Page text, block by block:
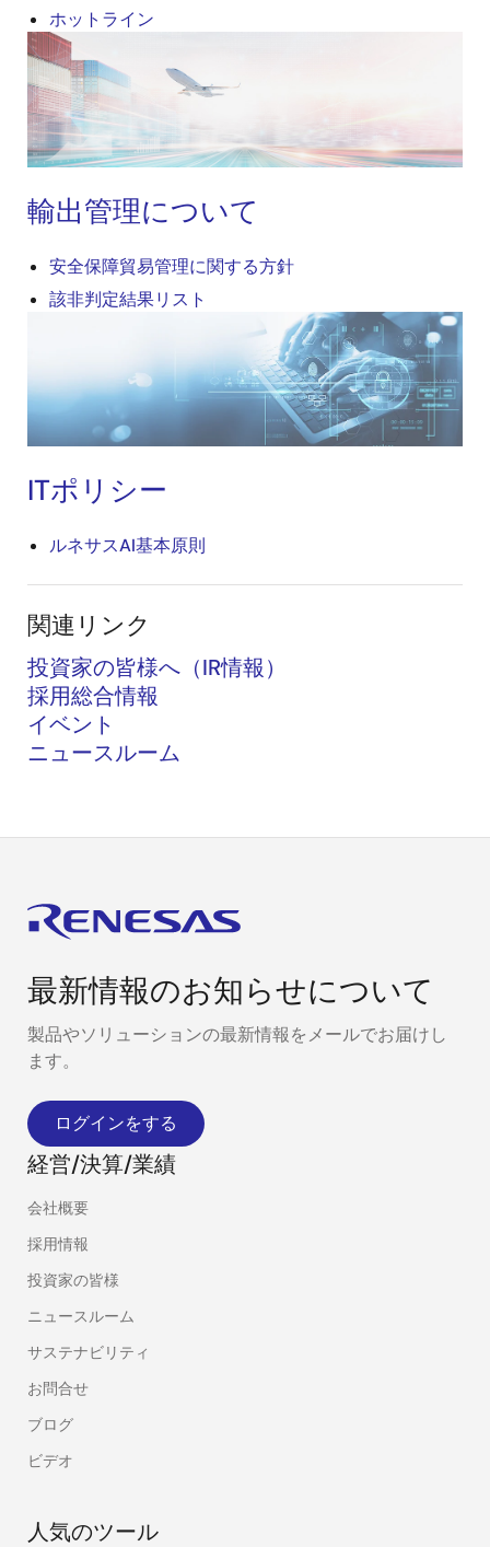
ホットライン
画
像
輸出管理について
安全保障貿易管理に関する方針
該非判定結果リスト
ITポリシー
ルネサスAI基本原則
関連リンク
投資家の皆様へ（IR情報）
採用総合情報
イベント
ニュースルーム
最新情報のお知らせについて
製品やソリューションの最新情報をメールでお届けし
ます。
ログインをする
経営/決算/業績
会社概要
採用情報
投資家の皆様
ニュースルーム
サステナビリティ
お問合せ
ブログ
ビデオ
人気のツール